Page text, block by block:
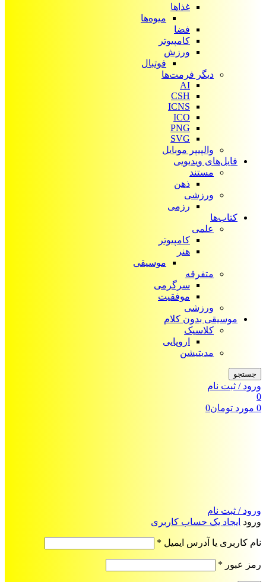
غذاها
میوه‌ها
فضا
کامپیوتر
ورزش
فوتبال
دیگر فرمت‌ها
AI
CSH
ICNS
ICO
PNG
SVG
والپیپر موبایل
فایل‌های ویدیویی
مستند
ذهن
ورزشی
رزمی
کتاب‌ها
علمی
کامپیوتر
هنر
موسیقی
متفرقه
سرگرمی
موفقیت
ورزشی
موسیقی بدون کلام
کلاسیک
اروپایی
مدیتیشن
جستجو
ورود / ثبت نام
0
0 مورد تومان0
ورود / ثبت نام
ورود ایجاد یک حساب کاربری
نام کاربری یا آدرس ایمیل *
رمز عبور *